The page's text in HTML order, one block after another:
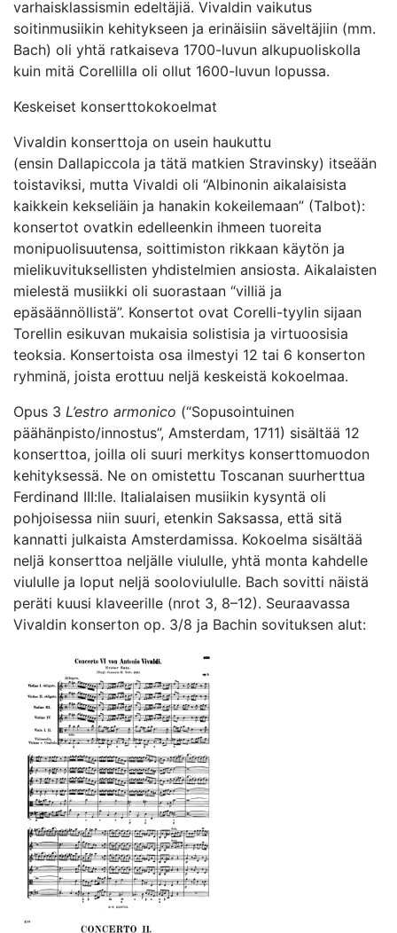
varhaisklassismin edeltäjiä. Vivaldin vaikutus
soitinmusiikin kehitykseen ja erinäisiin säveltäjiin (mm.
Bach) oli yhtä ratkaiseva 1700-luvun alkupuoliskolla
kuin mitä Corellilla oli ollut 1600-luvun lopussa.
Keskeiset konserttokokoelmat
Vivaldin konserttoja on usein haukuttu
(ensin Dallapiccola ja tätä matkien Stravinsky) itseään
toistaviksi, mutta Vivaldi oli “Albinonin aikalaisista
kaikkein kekseliäin ja hanakin kokeilemaan” (Talbot):
konsertot ovatkin edelleenkin ihmeen tuoreita
monipuolisuutensa, soittimiston rikkaan käytön ja
mielikuvituksellisten yhdistelmien ansiosta. Aikalaisten
mielestä musiikki oli suorastaan “villiä ja
epäsäännöllistä”. Konsertot ovat Corelli-tyylin sijaan
Torellin esikuvan mukaisia solistisia ja virtuoosisia
teoksia. Konsertoista osa ilmestyi 12 tai 6 konserton
ryhminä, joista erottuu neljä keskeistä kokoelmaa.
Opus 3 L’estro armonico (“Sopusointuinen
päähänpisto/innostus”, Amsterdam, 1711) sisältää 12
konserttoa, joilla oli suuri merkitys konserttomuodon
kehityksessä. Ne on omistettu Toscanan suurherttua
Ferdinand III:lle. Italialaisen musiikin kysyntä oli
pohjoisessa niin suuri, etenkin Saksassa, että sitä
kannatti julkaista Amsterdamissa. Kokoelma sisältää
neljä konserttoa neljälle viululle, yhtä monta kahdelle
viululle ja loput neljä sooloviululle. Bach sovitti näistä
peräti kuusi klaveerille (nrot 3, 8–12). Seuraavassa
Vivaldin konserton op. 3/8 ja Bachin sovituksen alut: